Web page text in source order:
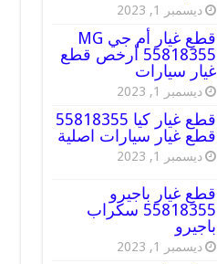
ديسمبر 1, 2023
قطع غيار أم جي MG
55818355 أرخص قطع
غيار سيارات
ديسمبر 1, 2023
قطع غيار كيا 55818355
قطع غيار سيارات اصلية
ديسمبر 1, 2023
قطع غيار باجيرو
55818355 سكراب
باجيرو
ديسمبر 1, 2023